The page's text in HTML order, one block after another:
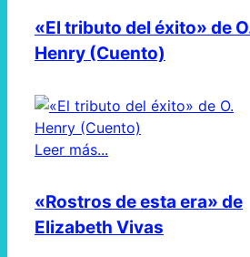
«El tributo del éxito» de
Henry (Cuento)
Leer más...
«Rostros de esta era» de
Elizabeth Vivas